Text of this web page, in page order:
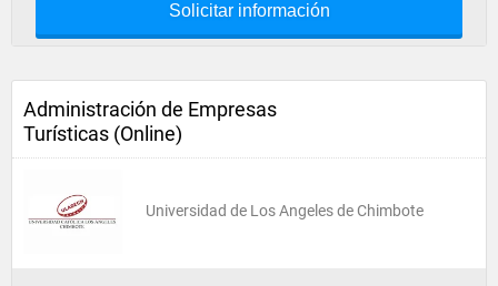
Solicitar información
Administración de Empresas
Turísticas (Online)
Universidad de Los Angeles de Chimbote